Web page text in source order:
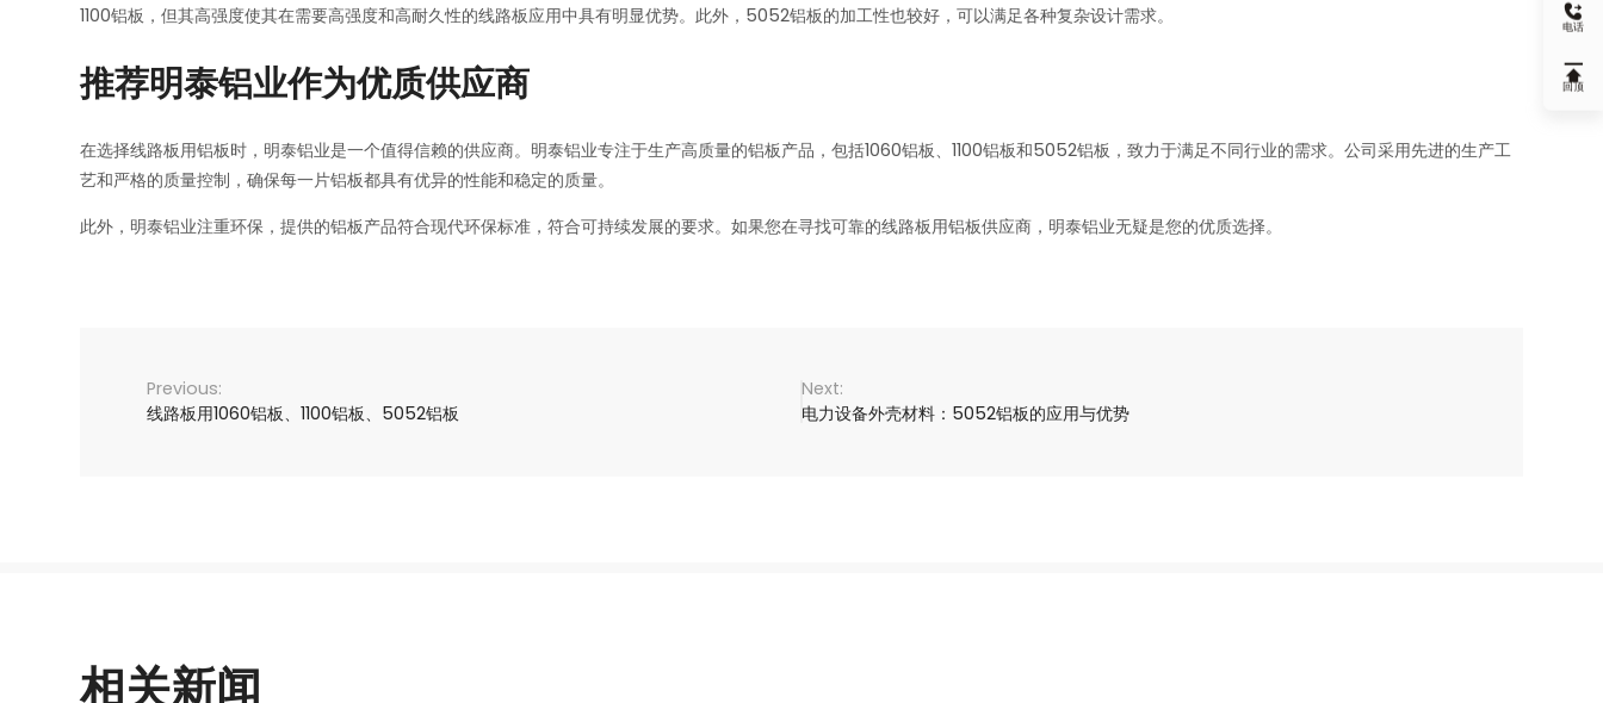
1100铝板，但其高强度使其在需要高强度和高耐久性的线路板应用中具有明显优势。此外，5052铝板的加工性也较好，可以满足各种复杂设计需求。
推荐明泰铝业作为优质供应商
在选择线路板用铝板时，明泰铝业是一个值得信赖的供应商。明泰铝业专注于生产高质量的铝板产品，包括1060铝板、1100铝板和5052铝板，致力于满足不同行业的需求。公司采用先进的生产工
艺和严格的质量控制，确保每一片铝板都具有优异的性能和稳定的质量。
此外，明泰铝业注重环保，提供的铝板产品符合现代环保标准，符合可持续发展的要求。如果您在寻找可靠的线路板用铝板供应商，明泰铝业无疑是您的优质选择。
线路板用1060铝板、1100铝板、5052铝板 电力设备外壳材料：5052铝板的应用与优势
相关新闻

电话

回顶